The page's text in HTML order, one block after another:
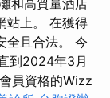
和高質量酒店
站上。 在獲得
全且合法。 今
到2024年3月
員資格的Wizz